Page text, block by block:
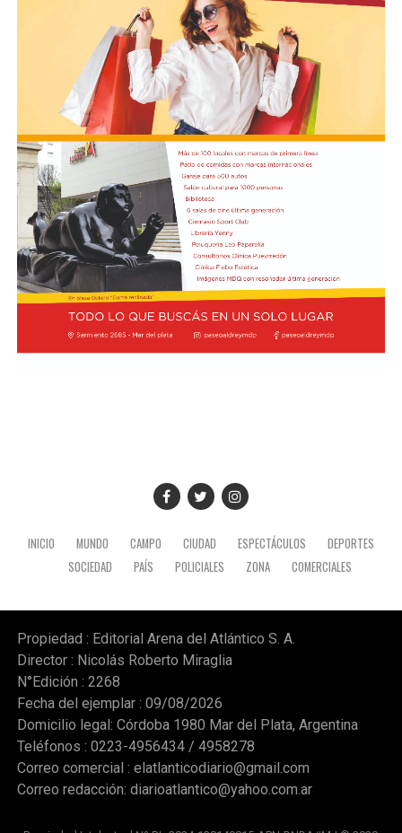
INICIO MUNDO CAMPO CIUDAD ESPECTÁCULOS
DEPORTES
SOCIEDAD
PAÍS POLICIALES ZONA COMERCIALES
Propiedad : Editorial Arena del Atlántico S. A.
Director : Nicolás Roberto Miraglia
N°Edición : 2268
Fecha del ejemplar : 09/08/2026
Domicilio legal: Córdoba 1980 Mar del Plata, Argentina
Teléfonos : 0223-4956434 / 4958278
Correo comercial : elatlanticodiario@gmail.com
Correo redacción: diarioatlantico@yahoo.com.ar